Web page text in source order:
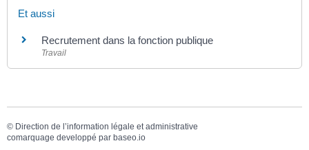
Et aussi
Recrutement dans la fonction publique
Travail
© Direction de l’information légale et administrative
comarquage developpé par baseo.io